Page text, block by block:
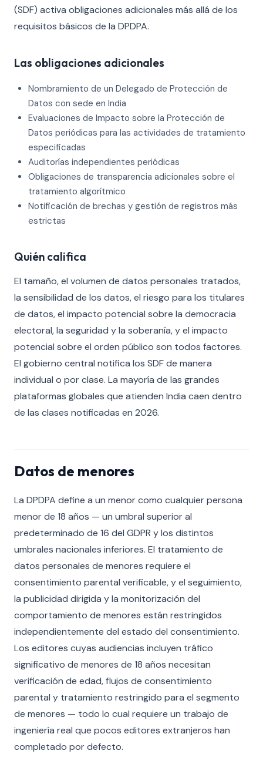
(SDF) activa obligaciones adicionales más allá de los
requisitos básicos de la DPDPA.
Las obligaciones adicionales
Nombramiento de un Delegado de Protección de
Datos con sede en India
Evaluaciones de Impacto sobre la Protección de
Datos periódicas para las actividades de tratamiento
especificadas
Auditorías independientes periódicas
Obligaciones de transparencia adicionales sobre el
tratamiento algorítmico
Notificación de brechas y gestión de registros más
estrictas
Quién califica
El tamaño, el volumen de datos personales tratados,
la sensibilidad de los datos, el riesgo para los titulares
de datos, el impacto potencial sobre la democracia
electoral, la seguridad y la soberanía, y el impacto
potencial sobre el orden público son todos factores.
El gobierno central notifica los SDF de manera
individual o por clase. La mayoría de las grandes
plataformas globales que atienden India caen dentro
de las clases notificadas en 2026.
Datos de menores
La DPDPA define a un menor como cualquier persona
menor de 18 años — un umbral superior al
predeterminado de 16 del GDPR y los distintos
umbrales nacionales inferiores. El tratamiento de
datos personales de menores requiere el
consentimiento parental verificable, y el seguimiento,
la publicidad dirigida y la monitorización del
comportamiento de menores están restringidos
independientemente del estado del consentimiento.
Los editores cuyas audiencias incluyen tráfico
significativo de menores de 18 años necesitan
verificación de edad, flujos de consentimiento
parental y tratamiento restringido para el segmento
de menores — todo lo cual requiere un trabajo de
ingeniería real que pocos editores extranjeros han
completado por defecto.